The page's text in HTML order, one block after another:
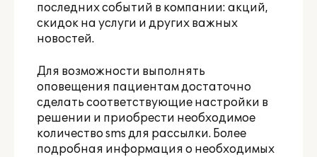
последних событий в компании: акций,
скидок на услуги и других важных
новостей.
Для возможности выполнять
оповещения пациентам достаточно
сделать соответствующие настройки в
решении и приобрести необходимое
количество sms для рассылки. Более
подробная информация о необходимых